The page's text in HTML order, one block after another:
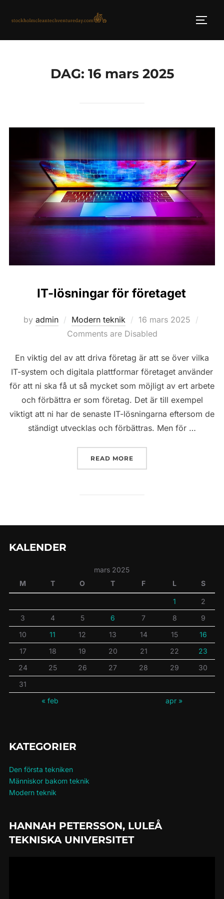
DAG: 16 mars 2025
IT-lösningar för företaget
by admin Modern teknik
Posted
on
16 mars 2025
Comments are Disabled
En viktig del av att driva företag är att se över vilka
IT-system och digitala plattformar företaget använder
för att ni ska få ut så mycket som möjligt av ert arbete
och förbättra er som företag. Det är till exempel
viktigt att ni har de senaste IT-lösningarna eftersom de
ständigt utvecklas och förbättras. Men för …
READ MORE
KALENDER
mars 2025
M
T O T F L S
1
2
3
4 5 6 7 8
9
10
11 12 13 14 15
16
17
18 19 20 21 22
23
24
25 26 27 28 29
30
31
« feb
apr »
KATEGORIER
Den första tekniken
Människor bakom teknik
Modern teknik
HANNAH PETERSSON, LULEÅ
TEKNISKA UNIVERSITET